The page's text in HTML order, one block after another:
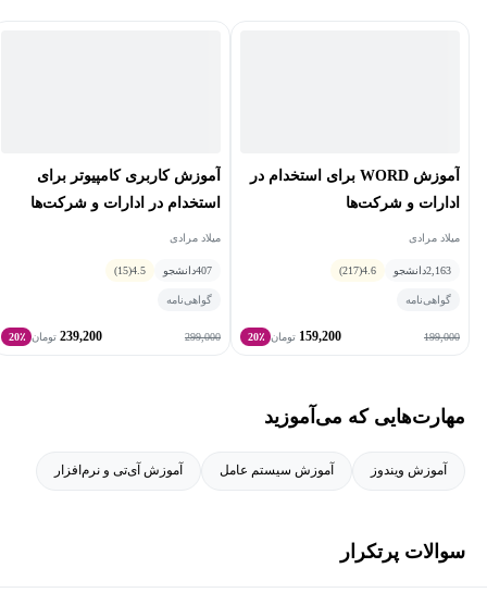
آموزش WORD برای استخدام در
ادارات و شرکت‌ها
میلاد مرادی
2,163دانشجو 4.6
(217)
گواهی‌نامه
199,000
159,200 تومان 20٪
آموزش کاربری کامپیوتر برای
استخدام در ادارات و شرکت‌ها
میلاد مرادی
407دانشجو 4.5
(15)
گواهی‌نامه
299,000
239,200 تومان 20٪
مهارت‌هایی که می‌آموزید
آموزش ویندوز آموزش سیستم عامل آموزش آی‌تی و نرم‌افزار
سوالات پرتکرار